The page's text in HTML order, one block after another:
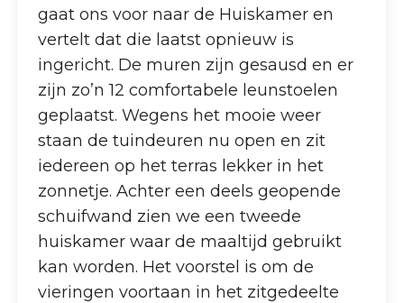
gaat ons voor naar de Huiskamer en
vertelt dat die laatst opnieuw is
ingericht. De muren zijn gesausd en er
zijn zo’n 12 comfortabele leunstoelen
geplaatst. Wegens het mooie weer
staan de tuindeuren nu open en zit
iedereen op het terras lekker in het
zonnetje. Achter een deels geopende
schuifwand zien we een tweede
huiskamer waar de maaltijd gebruikt
kan worden. Het voorstel is om de
vieringen voortaan in het zitgedeelte